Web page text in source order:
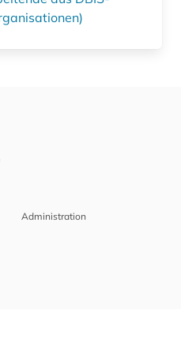
Administration